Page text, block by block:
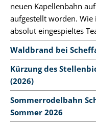
neuen Kapellenbahn
aufgestellt worden.
absolut eingespieltes
Waldbrand bei
Kürzung des
(2026)
Sommerrodelbahn
Sommer 2026